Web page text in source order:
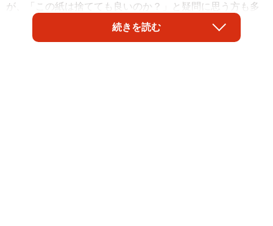
が、「この紙は捨てても良いのか？」と疑問に思う方も多
いのではないでしょうか。名古屋市に本社を置く調味料メ
ーカー「イチビキ」の公式Xアカウント（@ichibiki_co）に
続きを読む